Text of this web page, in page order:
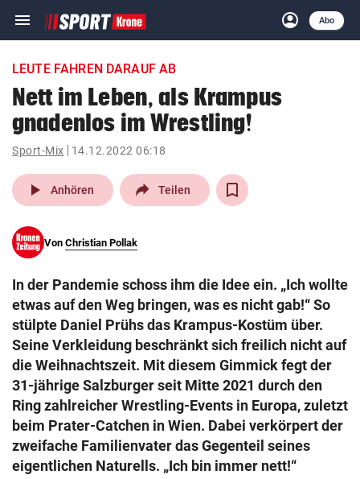
menu Navigation
ein-/ausklappen
account_circle
Anmelden
Abo
close Schließen
account_circle Anmelden
arrow_right
pin_drop
Wien arrow_right
search
eingeben
Muthgasse 2, 1190 Wien
LEUTE FAHREN DARAUF AB
Nett im Leben, als Krampus
gnadenlos im Wrestling!
Sport-Mix 14.12.2022 06:18
play_arrow Anhören Teilen
Von Christian Pollak
In der Pandemie schoss ihm die Idee ein. „Ich wollte
etwas auf den Weg bringen, was es nicht gab!“ So
stülpte Daniel Prühs das Krampus-Kostüm über.
Seine Verkleidung beschränkt sich freilich nicht auf
die Weihnachtszeit. Mit diesem Gimmick fegt der
31-jährige Salzburger seit Mitte 2021 durch den
Ring zahlreicher Wrestling-Events in Europa, zuletzt
beim Prater-Catchen in Wien. Dabei verkörpert der
zweifache Familienvater das Gegenteil seines
eigentlichen Naturells. „Ich bin immer nett!“